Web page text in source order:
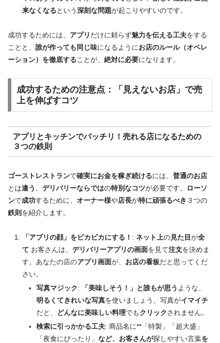
来なくなるという深刻な問題が起こりやすいのです。
成功するためには、 アプリ だけに頼らず魅力を伝える工夫をする
ことと、 誰が作っても同じ味になるようにお店のルール（オペレ
ーション）を徹底することが、 絶対に必要になります。
成功するための注意点 ：
「見えないお店」で売
上を伸ばすコツ
アプリ とキッチンでバッチリ ！ 売れる店になるための
３つの鉄則
ゴーストレストランで確実にお金を稼ぎ続けるには、 普通のお店
とは違う デリバリーならではの特別なコツが必要です。
ローソ
ンで成功するために、 オーナー様や店長が特に頑張るべき ３つの
鉄則 を紹介します。
「アプリの顔」をピカピカにする！ : ネット上の見た目が全
て お客さんは、 デリバリーアプリの画面を見て注文を決めま
す。あなたの店のアプリ画面が、 お店の看板だと思ってくだ
さい。
写真マジック: 「美味しそう！」と誰もが思う ような、
明るくてきれいな写真を使いましょう。写真がイマイチ
だと、
どんなに美味しい料理でもクリックされません。
検索に引っかかる工夫: 商品名に**「特製」「超大盛」
「夜食にぴったり」 など、お客さんが探しやすい言葉を